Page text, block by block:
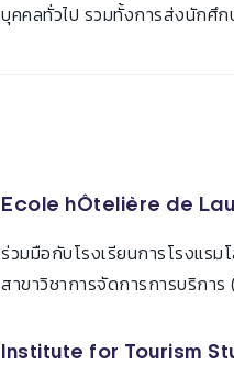
บุคคลทั่วไป รวมทั้งการส่งนักศึ
Ecole hÔtelière de
ร่วมมือกับโรงเรียนการโรงแร
สาขาวิชาการจัดการการบริกา
Institute for Tourism